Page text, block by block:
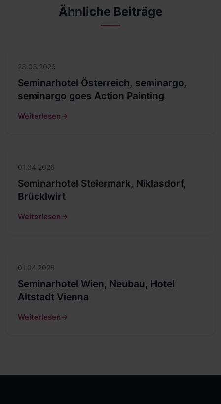
Ähnliche Beiträge
23.03.2026
Seminarhotel Österreich, seminargo,
seminargo goes Action Painting
Weiterlesen
01.04.2026
Seminarhotel Steiermark, Niklasdorf,
Brücklwirt
Weiterlesen
01.04.2026
Seminarhotel Wien, Neubau, Hotel
Altstadt Vienna
Weiterlesen